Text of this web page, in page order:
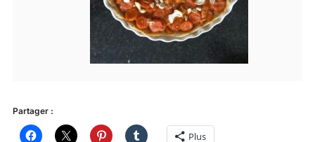
Partager :
Plus